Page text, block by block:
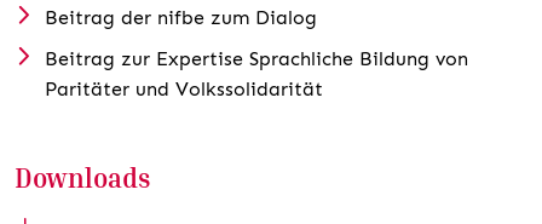
Beitrag der nifbe zum Dialog
Beitrag zur Expertise Sprachliche Bildung von
Paritäter und Volkssolidarität
Downloads